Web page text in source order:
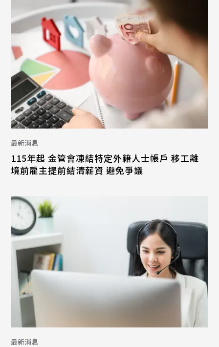
最新消息
115年起 金管會凍結特定外籍人士帳戶 移工離
境前雇主提前結清薪資 避免爭議
最新消息